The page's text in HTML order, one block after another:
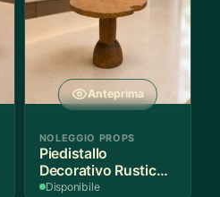
Anteprima
NOLEGGIO PROPS
Piedistallo
Decorativo Rustico
in Legno
Disponibile